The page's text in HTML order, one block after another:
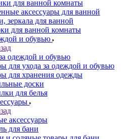
для ванной комнаты
аксессуары для ванной
зеркала для ванной
для ванной комнаты
и обувью
одеждой и обувью
для ухода за одеждой и обувью
для хранения одежды
доски
для белья
аксессуары
для бани